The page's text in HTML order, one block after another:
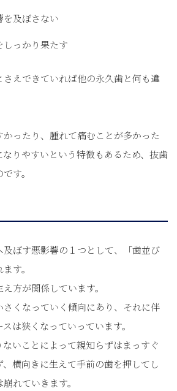
を及ぼさない
っかり果たす
さえできていれば他の永久歯と何も違
ったり、腫れて痛むことが多かった
なりやすいという特徴もあるため、抜歯
す。
ぼす悪影響の１つとして、「歯並び
す。
方が関係しています。
くなっていく傾向にあり、それに伴
は狭くなっていっています。
いことによって親知らずはまっすぐ
横向きに生えて手前の歯を押してし
れていきます。